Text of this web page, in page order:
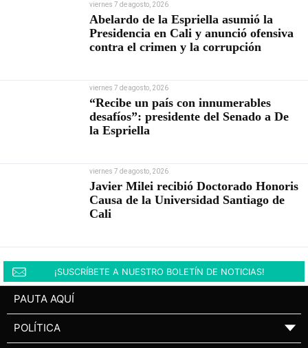
viernes 7 de agosto, 2026
Abelardo de la Espriella asumió la
Presidencia en Cali y anunció ofensiva
contra el crimen y la corrupción
viernes 7 de agosto, 2026
“Recibe un país con innumerables
desafíos”: presidente del Senado a De
la Espriella
viernes 7 de agosto, 2026
Javier Milei recibió Doctorado Honoris
Causa de la Universidad Santiago de
Cali
¡SUSCRÍBETE A NUESTRO BOLETÍN DE NOTICIAS!
PAUTA AQUÍ
POLÍTICA ▼